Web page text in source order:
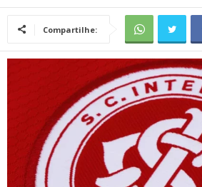
Compartilhe: